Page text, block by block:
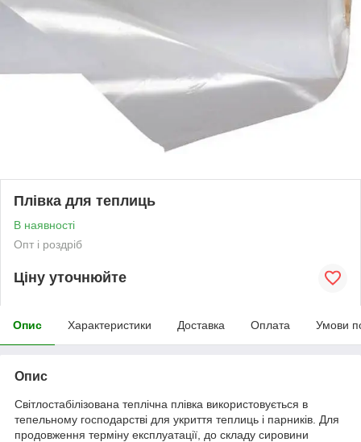
Плівка для теплиць
В наявності
Опт і роздріб
Ціну уточнюйте
Опис Характеристики Доставка Оплата Умови
Опис
Світлостабілізована теплічна плівка використовується в
тепельному господарстві для укриття теплиць і парників. Для
продовження терміну експлуатації, до складу сировини